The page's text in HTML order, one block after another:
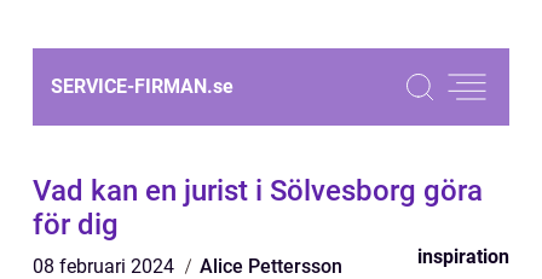
SERVICE-FIRMAN.se
Vad kan en jurist i Sölvesborg göra
för dig
08 februari 2024 Alice Pettersson inspiration